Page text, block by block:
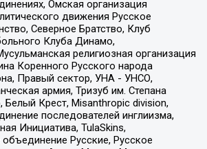
Омская организация
движения Русское
Северное Братство, Клуб
Клуба Динамо,
религиозная организация
Коренного Русского народа
Правый сектор, УНА - УНСО,
армия, Тризуб им. Степана
Белый Крест, Misanthropic division,
последователей инглиизма,
Инициатива, TulaSkins,
Русские, Русское